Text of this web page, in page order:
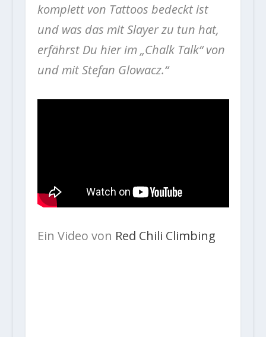
komplett von Tattoos bedeckt ist
und was das mit Slayer zu tun hat,
erfährst Du hier im „Chalk Talk“ von
und mit Stefan Glowacz.“
Ein Video von Red Chili Climbing